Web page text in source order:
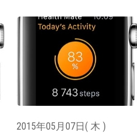
2015年05月07日( 木 )